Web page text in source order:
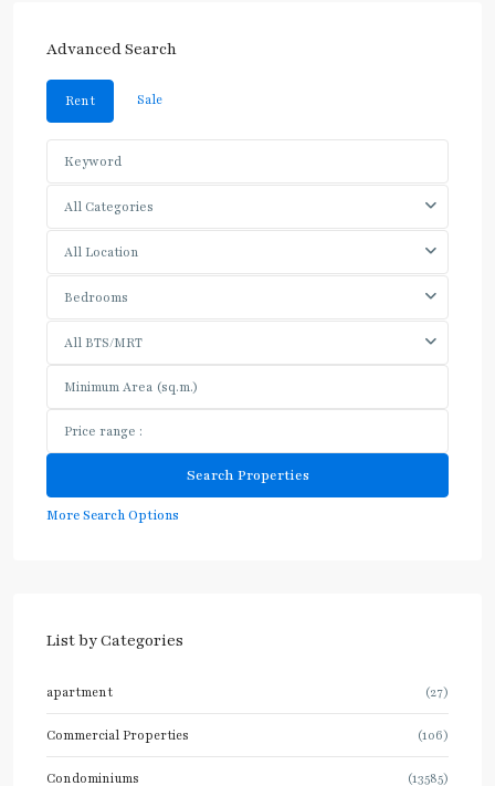
Advanced Search
Rent Sale
All Categories
All Location
Bedrooms
All BTS/MRT
More Search Options
List by Categories
apartment (27)
Commercial Properties (106)
Condominiums (13585)